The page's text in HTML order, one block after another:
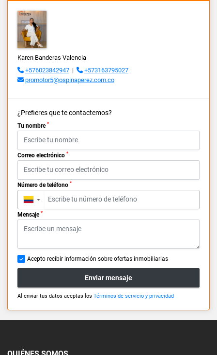
Karen Banderas Valencia
+576023842947 |
+573163795027
promotor5@ospinaperez.com.co
¿Prefieres que te contactemos?
Tu nombre *
Correo electrónico *
Número de teléfono *
▼
Mensaje *
Acepto recibir información sobre ofertas inmobiliarias
Enviar mensaje
Al enviar tus datos aceptas los Términos de servicio y privacidad